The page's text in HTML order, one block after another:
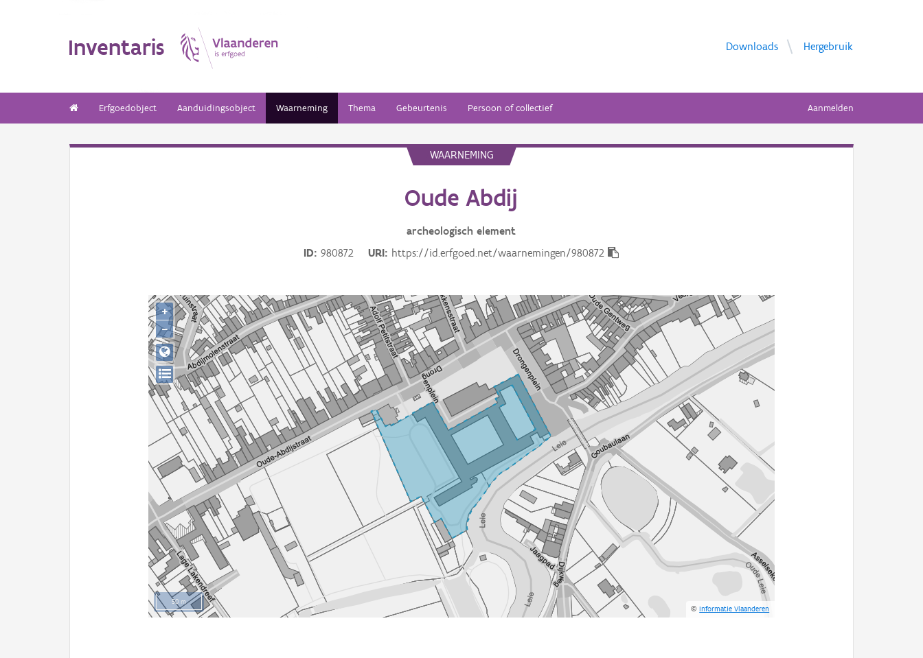
Inventaris Downloads Hergebruik
Erfgoedobject Aanduidingsobject Waarneming Thema Gebeurtenis Persoon of collectief Aanmelden
WAARNEMING
Oude Abdij
archeologisch element
ID
980872 URI https://id.erfgoed.net/waarnemingen/980872
50 m
©Informatie Vlaanderen
+
−